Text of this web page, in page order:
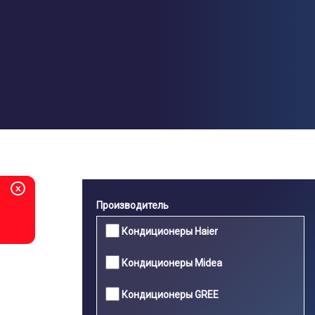
x
Производитель
Кондиционеры Haier
Кондиционеры Midea
Кондиционеры GREE